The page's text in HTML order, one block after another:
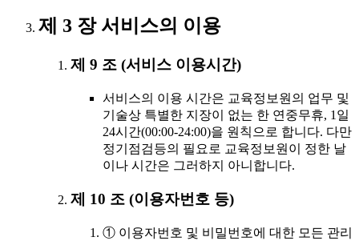
제 3 장 서비스의 이용
제 9 조 (서비스 이용시간)
서비스의 이용 시간은 교육정보원의 업무 및
기술상 특별한 지장이 없는 한 연중무휴, 1일
24시간(00:00-24:00)을 원칙으로 합니다. 다만
정기점검등의 필요로 교육정보원이 정한 날
이나 시간은 그러하지 아니합니다.
제 10 조 (이용자번호 등)
① 이용자번호 및 비밀번호에 대한 모든 관리